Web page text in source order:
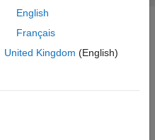
English
Français
United Kingdom (English)